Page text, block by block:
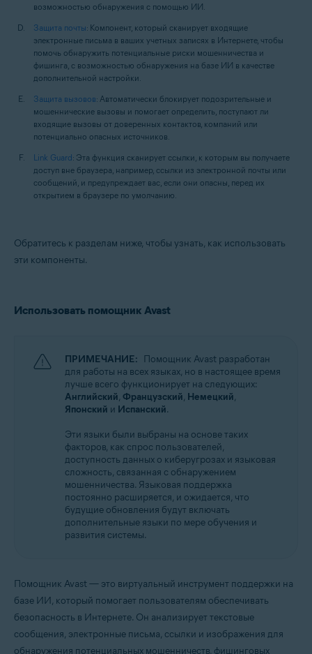
возможностью обнаружения с помощью ИИ.
Защита почты: Компонент, который сканирует входящие
электронные письма в ваших учетных записях в Интернете, чтобы
помочь обнаружить потенциальные риски мошенничества и
фишинга, с возможностью обнаружения на базе ИИ в качестве
дополнительной настройки.
Защита вызовов: Автоматически блокирует подозрительные и
мошеннические вызовы и помогает определить, поступают ли
входящие вызовы от доверенных контактов, компаний или
потенциально опасных источников.
Link Guard: Эта функция сканирует ссылки, к которым вы получаете
доступ вне браузера, например, ссылки из электронной почты или
сообщений, и предупреждает вас, если они опасны, перед их
открытием в браузере по умолчанию.
Обратитесь к разделам ниже, чтобы узнать, как использовать
эти компоненты.
Использовать помощник Avast
ПРИМЕЧАНИЕ: Помощник Avast разработан
для работы на всех языках, но в настоящее время
лучше всего функционирует на следующих:
Английский, Французский, Немецкий,
Японский и Испанский.
Эти языки были выбраны на основе таких
факторов, как спрос пользователей,
доступность данных о киберугрозах и языковая
сложность, связанная с обнаружением
мошенничества. Языковая поддержка
постоянно расширяется, и ожидается, что
будущие обновления будут включать
дополнительные языки по мере обучения и
развития системы.
Помощник Avast — это виртуальный инструмент поддержки на
базе ИИ, который помогает пользователям обеспечивать
безопасность в Интернете. Он анализирует текстовые
сообщения, электронные письма, ссылки и изображения для
обнаружения потенциальных мошенничеств, фишинговых